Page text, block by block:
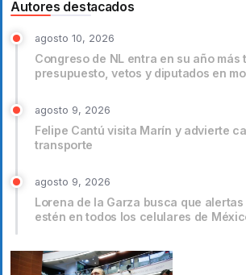
Autores destacados
agosto 10, 2026
Congreso de NL entra en su año más
presupuesto, vetos y diputados en
agosto 9, 2026
Felipe Cantú visita Marín y advierte
transporte
agosto 9, 2026
Lorena de la Garza busca que
estén en todos los celulares de